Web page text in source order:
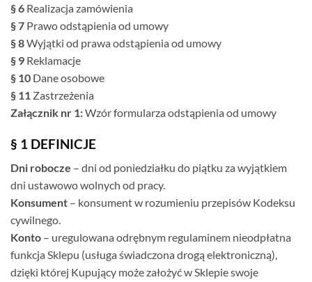
§ 6 Realizacja zamówienia
§ 7 Prawo odstąpienia od umowy
§ 8Wyjątki od prawa odstąpienia od umowy
§ 9 Reklamacje
§ 10 Dane osobowe
§ 11 Zastrzeżenia
Załącznik nr 1:Wzór formularza odstąpienia od umowy
§ 1 DEFINICJE
Dni robocze – dni od poniedziałku do piątku za wyjątkiem
dni ustawowo wolnych od pracy.
Konsument – konsument w rozumieniu przepisów Kodeksu
cywilnego.
Konto – uregulowana odrębnym regulaminem nieodpłatna
funkcja Sklepu (usługa świadczona drogą elektroniczną),
dzięki której Kupujący może założyć w Sklepie swoje